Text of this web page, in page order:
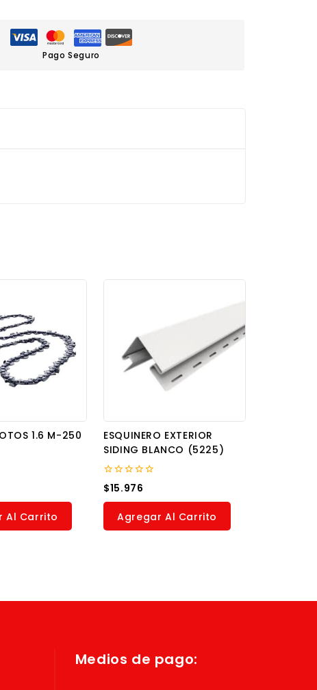
Pago Seguro
1.6 M-250
Al Carrito
ESQUINERO EXTERIOR
SIDING BLANCO (5225)
0
out
of
$15.976
Agregar Al Carrito
Medios de pago: